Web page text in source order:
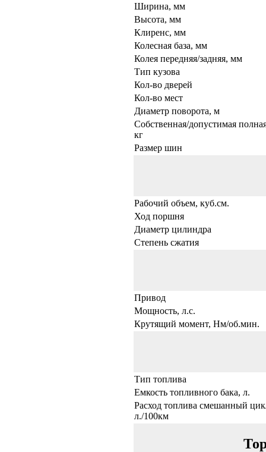
Ширина, мм
Высота, мм
Клиренс, мм
Колесная база, мм
Колея передняя/задняя, мм
Тип кузова
Кол-во дверей
Кол-во мест
Диаметр поворота, м
Собственная/допустимая
кг
Размер шин
Рабочий объем, куб.см.
Ход поршня
Диаметр цилиндра
Степень сжатия
Привод
Мощность, л.с.
Крутящий момент, Нм/об.мин.
Тип топлива
Емкость топливного бака, л.
Расход топлива смешанный
л./100км